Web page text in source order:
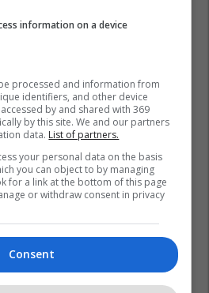
information on a device
processed and information from
identifiers, and other device
by and shared with 369
by this site. We and our partners
data. List of partners.
your personal data on the basis
you can object to by managing
for a link at the bottom of this page
or withdraw consent in privacy
Consent